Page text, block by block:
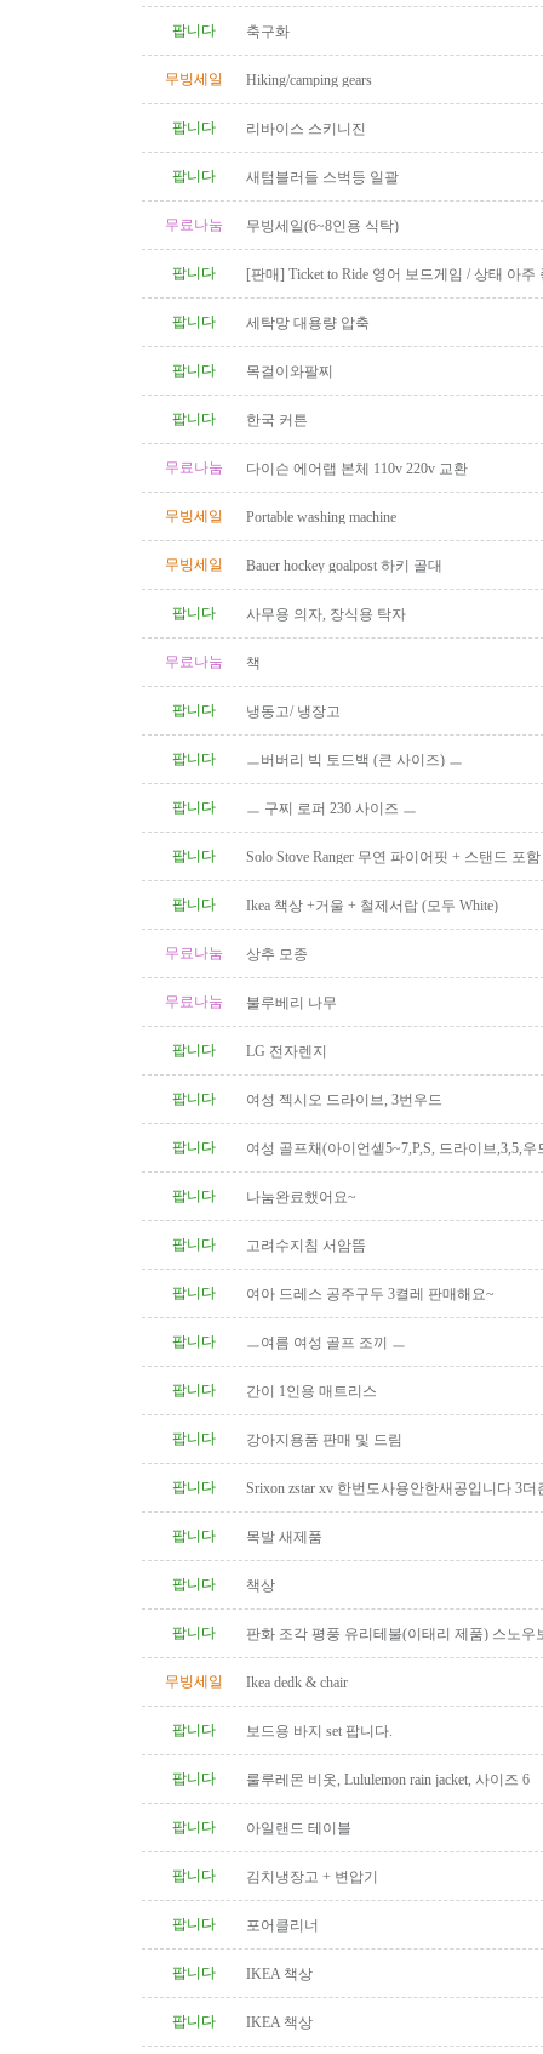
팝니다 축구화
무빙세일 Hiking/camping gears
팝니다 리바이스 스키니진
팝니다 새텀블러들 스벅등 일괄
무료나눔 무빙세일(6~8인용 식탁)
팝니다
[판매] Ticket to Ride 영어 보드게임 / 상태 아주
팝니다
세탁망 대용량 압축
팝니다 목걸이와팔찌
팝니다 한국 커튼
무료나눔 다이슨 에어랩 본체 110v 220v 교환
무빙세일 Portable washing machine
무빙세일 Bauer hockey goalpost 하키 골대
팝니다 사무용 의자, 장식용 탁자
무료나눔 책
팝니다 냉동고/ 냉장고
팝니다 ㅡ버버리 빅 토드백 (큰 사이즈) ㅡ
팝니다 ㅡ 구찌 로퍼 230 사이즈 ㅡ
팝니다
Solo Stove Ranger 무연 파이어핏 + 스탠드 포
팝니다
Ikea 책상 +거울 + 철제서랍 (모두 White)
무료나눔 상추 모종
무료나눔 불루베리 나무
팝니다 LG 전자렌지
팝니다 여성 젝시오 드라이브, 3번우드
팝니다 여성 골프채(아이언셑5~7,P,S, 드라이브,3,5,우
팝니다 나눔완료했어요~
팝니다 고려수지침 서암뜸
팝니다 여아 드레스 공주구두 3켤레 판매해요~
팝니다 ㅡ여름 여성 골프 조끼 ㅡ
팝니다 간이 1인용 매트리스
팝니다 강아지용품 판매 및 드림
팝니다 Srixon zstar xv 한번도사용안한새공입니다 3더
팝니다 목발 새제품
팝니다 책상
팝니다
판화 조각 평풍 유리테불(이태리 제품) 스노우
무빙세일
Ikea dedk & chair
팝니다 보드용 바지 set 팝니다.
팝니다 룰루레몬 비옷, Lululemon rain jacket, 사이즈 6
팝니다 아일랜드 테이블
팝니다 김치냉장고 + 변압기
팝니다 포어클리너
팝니다 IKEA 책상
팝니다 IKEA 책상